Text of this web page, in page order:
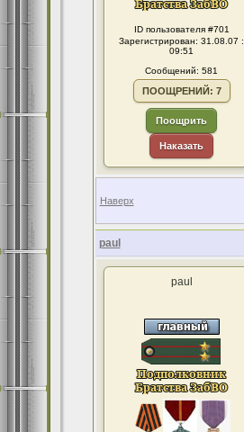
ID пользователя #701
Зарегистрирован: 31.08.07 :
09:51
Сообщений: 581
ПООЩРЕНИЙ: 7
Поощрить
Наказать
Наверх
paul
paul